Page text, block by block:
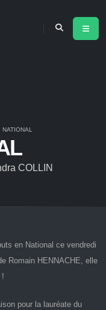
COLLIN
NATIONAL
en National ce vendredi
Romain HENNACHE, elle
!
pour la lauréate du